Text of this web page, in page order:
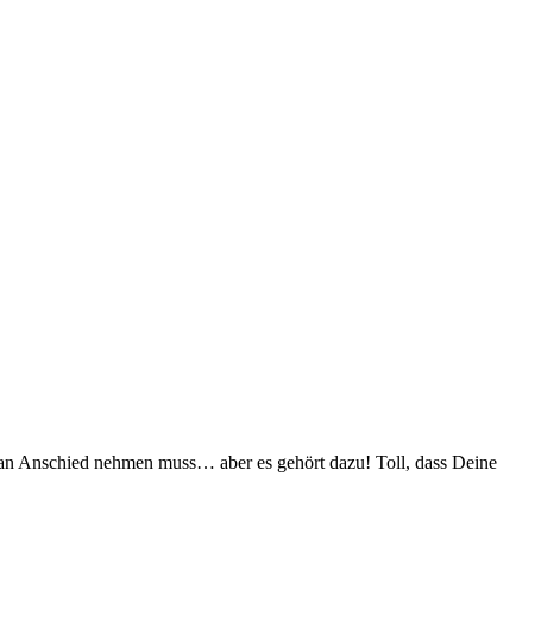
Anschied nehmen muss… aber es gehört dazu! Toll, dass Deine